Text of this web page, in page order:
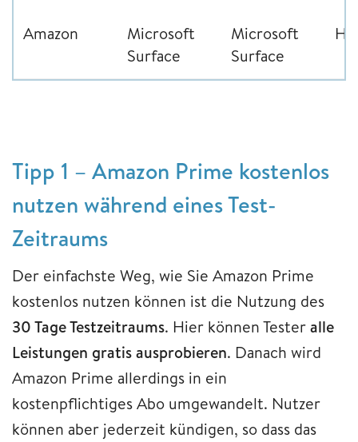
Amazon
Microsoft
Surface
Microsoft
Surface
Tipp 1 – Amazon Prime kostenlos
nutzen während eines Test-
Zeitraums
Der einfachste Weg, wie Sie Amazon Prime
kostenlos nutzen können ist die Nutzung des
30 Tage Testzeitraums. Hier können Testeralle
Leistungen gratis ausprobieren. Danach wird
Amazon Prime allerdings in ein
kostenpflichtiges Abo umgewandelt. Nutzer
können aber jederzeit kündigen, so dass das